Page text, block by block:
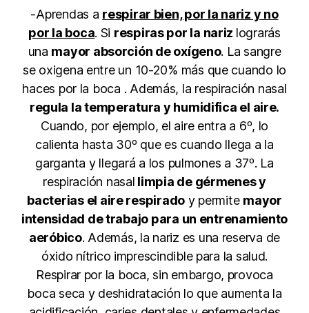
-Aprendas a respirar bien, por la nariz y no
por la boca. Si respiras por la nariz lograrás
una mayor absorción de oxígeno. La sangre
se oxigena entre un 10-20% más que cuando lo
haces por la boca . Además, la respiración nasal
regula la temperatura y humidifica el aire.
Cuando, por ejemplo, el aire entra a 6º, lo
calienta hasta 30º que es cuando llega a la
garganta y llegará a los pulmones a 37º. La
respiración nasal limpia de gérmenes y
bacterias el aire respirado y permite mayor
intensidad de trabajo para un entrenamiento
aeróbico. Además, la nariz es una reserva de
óxido nítrico imprescindible para la salud.
Respirar por la boca, sin embargo, provoca
boca seca y deshidratación lo que aumenta la